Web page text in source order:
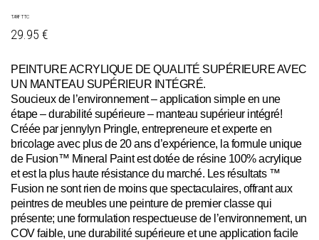
TARIF TTC
29.95 €
PEINTURE ACRYLIQUE DE QUALITÉ SUPÉRIEURE AVEC
UN MANTEAU SUPÉRIEUR INTÉGRÉ.
Soucieux de l’environnement – application simple en une
étape – durabilité supérieure – manteau supérieur intégré!
Créée par jennylyn Pringle, entrepreneure et experte en
bricolage avec plus de 20 ans d’expérience, la formule unique
de Fusion™ Mineral Paint est dotée de résine 100% acrylique
et est la plus haute résistance du marché. Les résultats ™
Fusion ne sont rien de moins que spectaculaires, offrant aux
peintres de meubles une peinture de premier classe qui
présente; une formulation respectueuse de l’environnement, un
COV faible, une durabilité supérieure et une application facile